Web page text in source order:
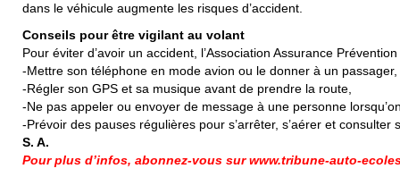
dans le véhicule augmente les risques d’accident.
Conseils pour être vigilant au volant
Pour éviter d’avoir un accident, l’Association Assurance
-Mettre son téléphone en mode avion ou le donner à un passager,
-Régler son GPS et sa musique avant de prendre la route,
-Ne pas appeler ou envoyer de message à une personne
-Prévoir des pauses régulières pour s’arrêter, s’aérer et consulter
S. A.
Pour plus d’infos, abonnez-vous sur www.tribune-auto-